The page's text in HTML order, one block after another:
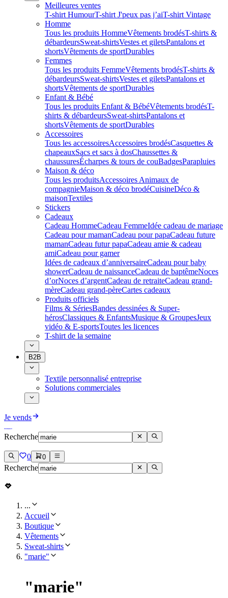
Meilleures ventes
T-shirt HumourT-shirt J'peux pas j’aiT-shirt Vintage
Homme
Tous les produits HommeVêtements brodésT-shirts &
débardeursSweat-shirtsVestes et giletsPantalons et
shortsVêtements de sportDurables
Femmes
Tous les produits FemmeVêtements brodésT-shirts &
débardeursSweat-shirtsVestes et giletsPantalons et
shortsVêtements de sportDurables
Enfant & Bébé
Tous les produits Enfant & BébéVêtements brodésT-
shirts & débardeursSweat-shirtsPantalons et
shortsVêtements de sportDurables
Accessoires
Tous les accessoiresAccessoires brodésCasquettes &
chapeauxSacs et sacs à dosChaussettes &
chaussuresÉcharpes & tours de couBadgesParapluies
Maison & déco
Tous les produitsAccessoires Animaux de
compagnieMaison & déco brodéCuisineDéco &
maisonTextiles
Stickers
Cadeaux
Cadeau HommeCadeau FemmeIdée cadeau de mariage​
Cadeau pour mamanCadeau pour papaCadeau future
mamanCadeau futur papaCadeau amie & cadeau
amiCadeau pour gamer
Idées de cadeaux d’anniversaireCadeau pour baby
showerCadeau de naissanceCadeau de baptêmeNoces
d’orNoces d’argentCadeau de retraiteCadeau grand-
mèreCadeau grand-pèreCartes cadeaux
Produits officiels
Films & SériesBandes dessinées & Super-
hérosClassiques & EnfantsMusique & GroupesJeux
vidéo & E-sportsToutes les licences
T-shirt de la semaine
B2B
Textile personnalisé entreprise
Solutions commerciales
Je vends
Recherche
0 0
Recherche
...
Accueil
Boutique
Vêtements
Sweat-shirts
"marie"
"marie"